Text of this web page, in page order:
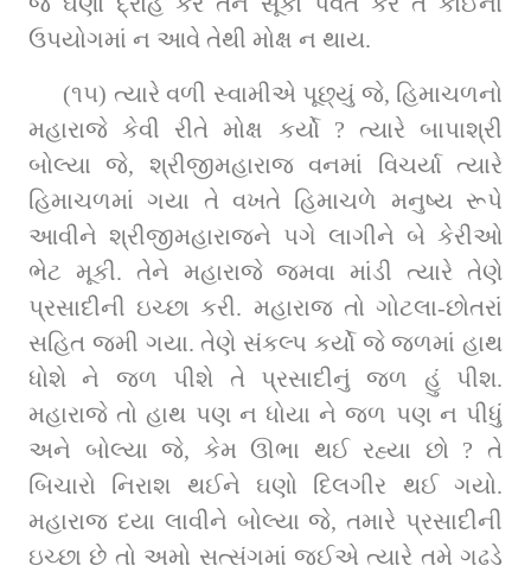
ઉપયોગમાં ન આવે તેથી મોક્ષ ન થાય.
(૧૫) ત્યારે વળી સ્વામીએ પૂછ્યું જે, હિમાચળનો
મહારાજે કેવી રીતે મોક્ષ કર્યો ? ત્યારે બાપાશ્રી
બોલ્યા જે, શ્રીજીમહારાજ વનમાં વિચર્યા ત્યારે
હિમાચળમાં ગયા તે વખતે હિમાચળે મનુષ્ય રૂપે
આવીને શ્રીજીમહારાજને પગે લાગીને બે કેરીઓ
ભેટ મૂકી. તેને મહારાજે જમવા માંડી ત્યારે તેણે
પ્રસાદીની ઇચ્છા કરી. મહારાજ તો ગોટલા-છોતરાં
સહિત જમી ગયા. તેણે સંકલ્પ કર્યો જે જળમાં હાથ
ધોશે ને જળ પીશે તે પ્રસાદીનું જળ હું પીશ.
મહારાજે તો હાથ પણ ન ધોયા ને જળ પણ ન પીધું
અને બોલ્યા જે, કેમ ઊભા થઈ રહ્યા છો ? તે
બિચારો નિરાશ થઈને ઘણો દિલગીર થઈ ગયો.
મહારાજ દયા લાવીને બોલ્યા જે, તમારે પ્રસાદીની
ઇચ્છા છે તો અમો સત્સંગમાં જઈએ ત્યારે તમે ગઢડે